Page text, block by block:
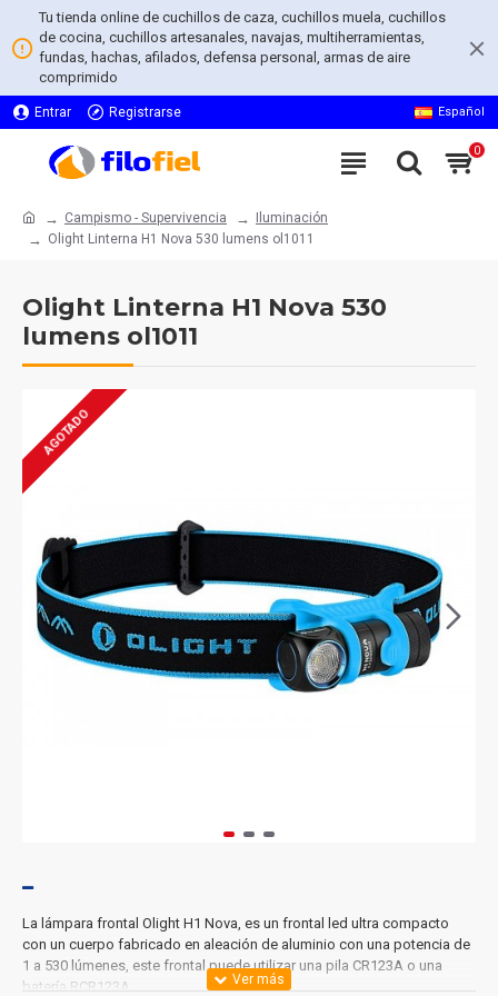
Tu tienda online de cuchillos de caza, cuchillos muela, cuchillos
de cocina, cuchillos artesanales, navajas, multiherramientas,
fundas, hachas, afilados, defensa personal, armas de aire
comprimido
Entrar Registrarse Español
0
Campismo - Supervivencia
Iluminación
Olight Linterna H1 Nova 530 lumens ol1011
Olight Linterna H1 Nova 530
lumens ol1011
AGOTADO
La lámpara frontal Olight H1 Nova, es un frontal led ultra compacto
con un cuerpo fabricado en aleación de aluminio con una potencia de
1 a 530 lúmenes, este frontal puede utilizar una pila CR123A o una
batería RCR123A.